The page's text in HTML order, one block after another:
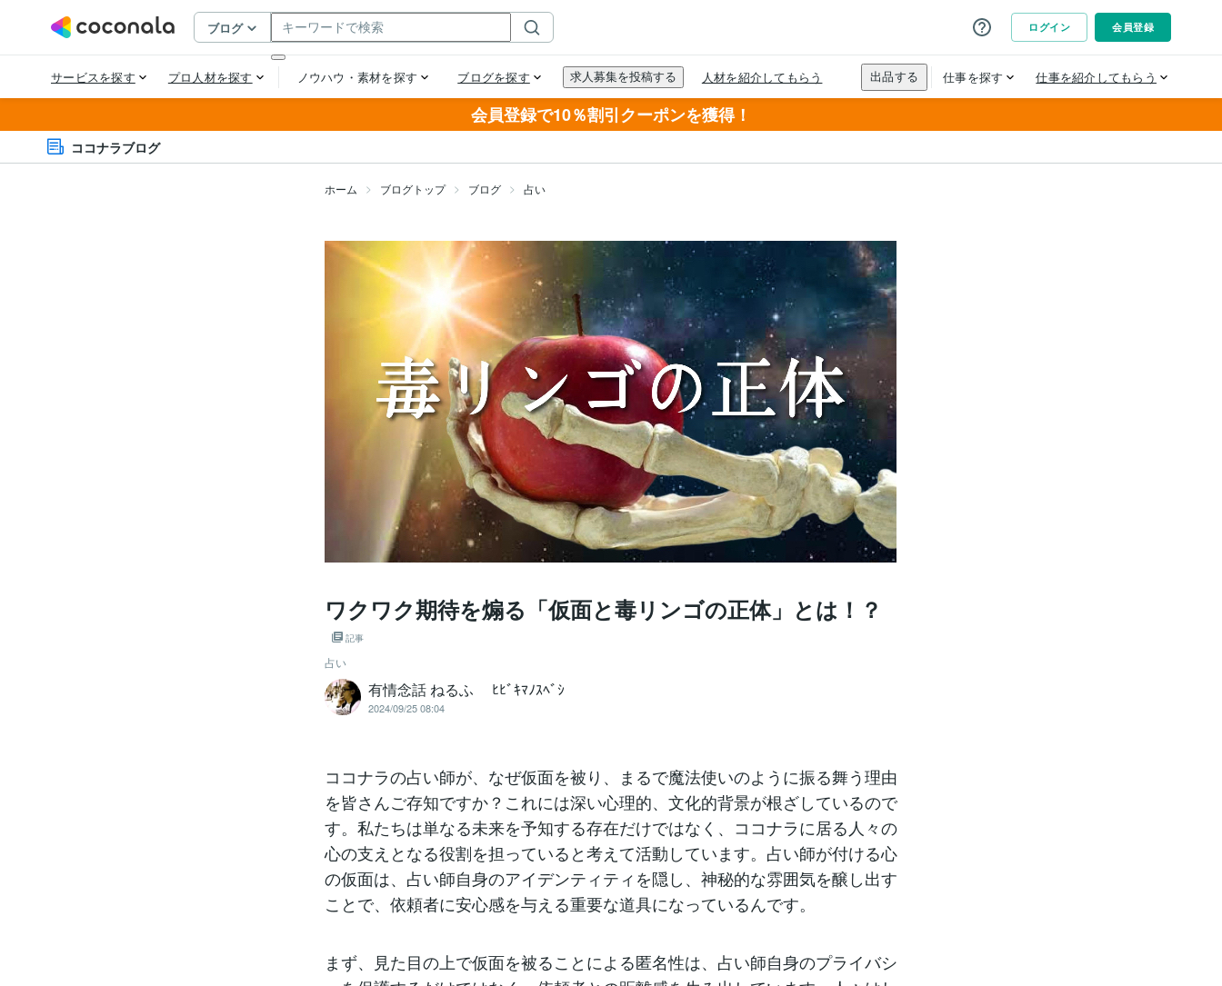
会員登録で10％割引クーポンを獲得！
ココナラブログ
ホーム ブログトップ ブログ 占い
ワクワク期待を煽る「仮面と毒リンゴの正体」とは！？
記事
占い
有情念話 ねるふ ﾋﾋﾞｷﾏﾉｽﾍﾞｼ
2024/09/25 08:04
ココナラの占い師が、なぜ仮面を被り、まるで魔法使いのように振る舞う理由
を皆さんご存知ですか？これには深い心理的、文化的背景が根ざしているので
す。私たちは単なる未来を予知する存在だけではなく、ココナラに居る人々の
心の支えとなる役割を担っていると考えて活動しています。占い師が付ける心
の仮面は、占い師自身のアイデンティティを隠し、神秘的な雰囲気を醸し出す
ことで、依頼者に安心感を与える重要な道具になっているんです。
まず、見た目の上で仮面を被ることによる匿名性は、占い師自身のプライバシ